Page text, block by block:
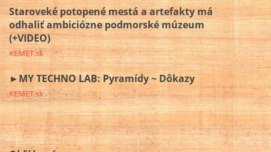
Staroveké potopené mestá a artefakty má
odhaliť ambiciózne podmorské múzeum
(+VIDEO)
KEMET.sk
►MY TECHNO LAB: Pyramídy ~ Dôkazy
KEMET.sk